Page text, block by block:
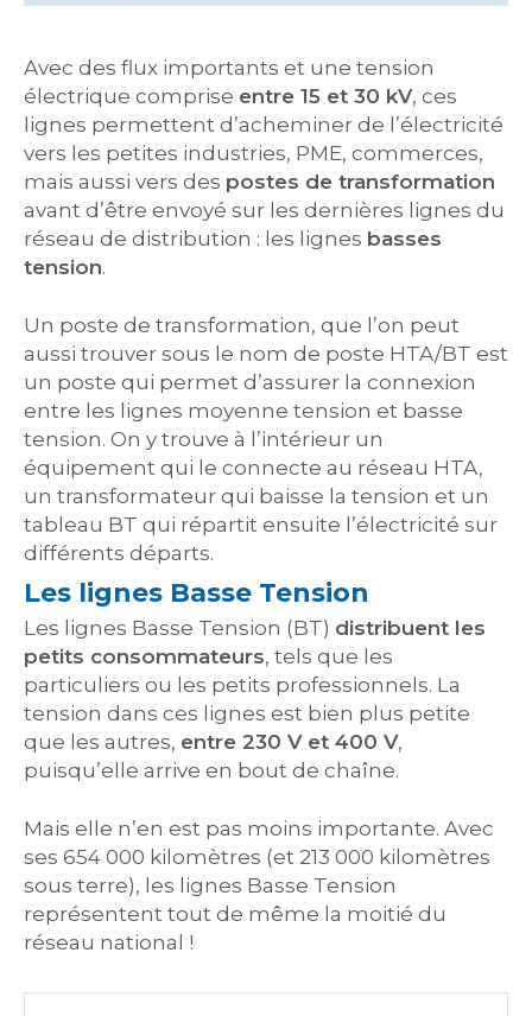
Avec des flux importants et une tension
électrique comprise entre 15 et 30 kV, ces
lignes permettent d’acheminer de l’électricité
vers les petites industries, PME, commerces,
mais aussi vers des postes de transformation
avant d’être envoyé sur les dernières lignes du
réseau de distribution : les lignes basses
tension.
Un poste de transformation, que l’on peut
aussi trouver sous le nom de poste HTA/BT est
un poste qui permet d’assurer la connexion
entre les lignes moyenne tension et basse
tension. On y trouve à l’intérieur un
équipement qui le connecte au réseau HTA,
un transformateur qui baisse la tension et un
tableau BT qui répartit ensuite l’électricité sur
différents départs.
Les lignes Basse Tension
Les lignes Basse Tension (BT) distribuent les
petits consommateurs, tels que les
particuliers ou les petits professionnels. La
tension dans ces lignes est bien plus petite
que les autres, entre 230 V et 400 V,
puisqu’elle arrive en bout de chaîne.
Mais elle n’en est pas moins importante. Avec
ses 654 000 kilomètres (et 213 000 kilomètres
sous terre), les lignes Basse Tension
représentent tout de même la moitié du
réseau national !